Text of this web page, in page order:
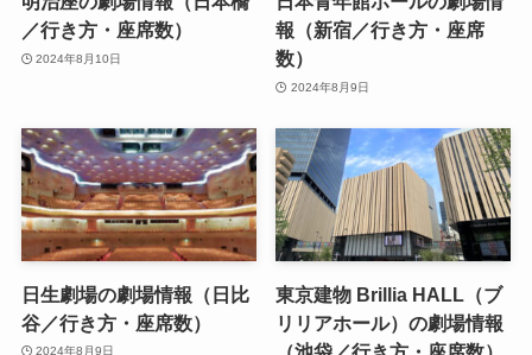
／行き方・座席数）
2024年8月10日
報（新宿／行き方・座席
数）
2024年8月9日
日生劇場の劇場情報（日比
谷／行き方・座席数）
2024年8月9日
東京建物 Brillia HALL（ブ
リリアホール）の劇場情報